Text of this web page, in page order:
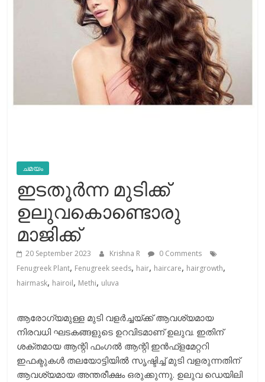
ചമയം
ഇടതൂര്‍ന്ന മുടിക്ക്
ഉലുവകൊണ്ടൊരു
മാജിക്ക്
20 September 2023 Krishna R
0 Comments
Fenugreek Plant, Fenugreek seeds, hair, haircare, hairgrowth,
hairmask, hairoil, Methi, uluva
ആരോഗ്യമുള്ള മുടി വളർച്ചയ്ക്ക് ആവശ്യമായ
നിരവധി ഘടകങ്ങളുടെ ഉറവിടമാണ് ഉലുവ. ഇതിന്
ശക്തമായ ആന്റി ഫംഗൽ ആന്റി ഇൻഫ്ളമേറ്ററി
ഇഫക്ടുകൾ തലയോട്ടിയിൽ സൃഷ്ടിച്ച് മുടി വളരുന്നതിന്
ആവശ്യമായ അന്തരീക്ഷം ഒരുക്കുന്നു. ഉലുവ ഡെയിലി